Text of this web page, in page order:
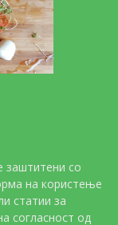
заштитени со
на користење
статии за
согласност од